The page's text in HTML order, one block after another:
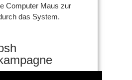
Computer Maus zur
das System.